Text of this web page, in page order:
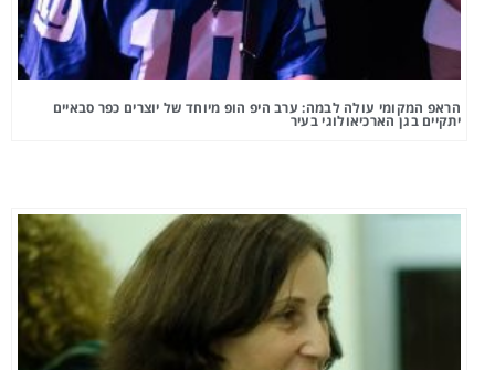
הראפ המקומי עולה לבמה: ערב היפ הופ מיוחד של יוצרים כפר סבאיים
יתקיים בגן הארכיאולוגי בעיר